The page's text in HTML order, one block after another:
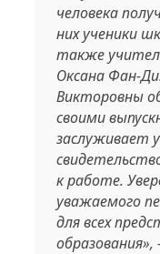
человека
них ученики
также
Оксана Фан-
Викторовны
своими
заслуживает
к работе.
уважаемого
для всех